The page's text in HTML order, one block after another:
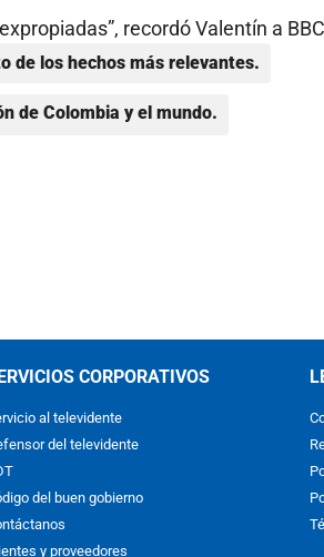
recordó Valentín a
de los hechos más relevantes.
de Colombia y el mundo.
CORPORATIVOS
al televidente
del televidente
del buen gobierno
y proveedores